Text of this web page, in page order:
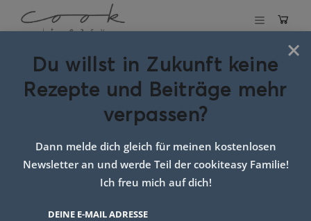
Milchbrötchen
25. FEBRUAR 2018
×
Du willst in Zukunft keine
Rezepte und Beiträge mehr
verpassen?
Dann melde dich gleich für meinen kostenlosen
Newsletter an und werde Teil der cookiteasy Familie!
Ich freu mich auf dich!
DEINE E-MAIL ADRESSE